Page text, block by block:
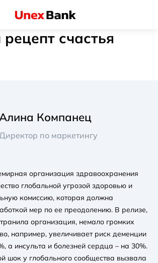
счастья
Компанец
Директор по маркетингу
организация здравоохранения
глобальной угрозой здоровью и
комиссию, которая должна
мер по ее преодолению. В релизе,
организация, немало громких
например, увеличивает риск деменции
а инсульта и болезней сердца – на 30%.
шок у глобального сообщества вызвала